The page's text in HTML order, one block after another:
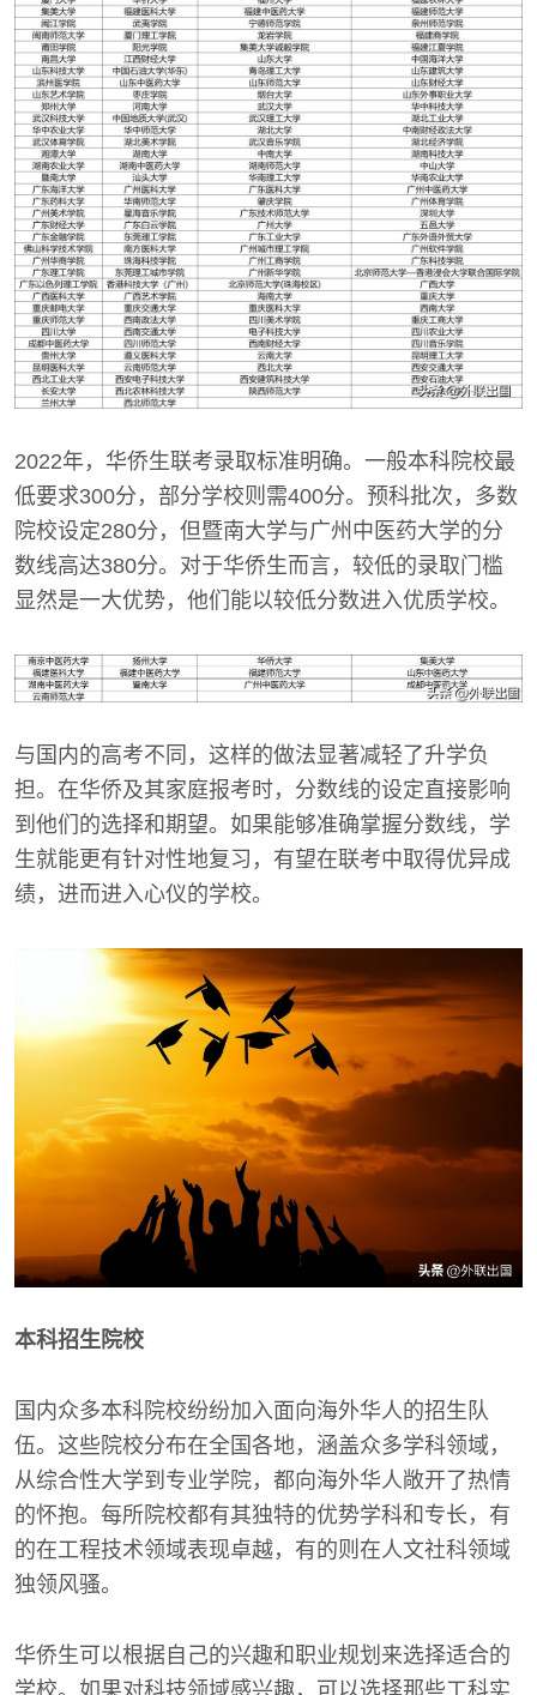
2022年，华侨生联考录取标准明确。一般本科院校最
低要求300分，部分学校则需400分。预科批次，多数
院校设定280分，但暨南大学与广州中医药大学的分
数线高达380分。对于华侨生而言，较低的录取门槛
显然是一大优势，他们能以较低分数进入优质学校。
与国内的高考不同，这样的做法显著减轻了升学负
担。在华侨及其家庭报考时，分数线的设定直接影响
到他们的选择和期望。如果能够准确掌握分数线，学
生就能更有针对性地复习，有望在联考中取得优异成
绩，进而进入心仪的学校。
本科招生院校
国内众多本科院校纷纷加入面向海外华人的招生队
伍。这些院校分布在全国各地，涵盖众多学科领域，
从综合性大学到专业学院，都向海外华人敞开了热情
的怀抱。每所院校都有其独特的优势学科和专长，有
的在工程技术领域表现卓越，有的则在人文社科领域
独领风骚。
华侨生可以根据自己的兴趣和职业规划来选择适合的
学校。如果对科技领域感兴趣，可以选择那些工科实